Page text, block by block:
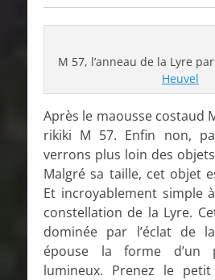
M 57, l’anneau de la Lyre par
Heuvel
Après le maousse costaud
rikiki M 57. Enfin non,
verrons plus loin des
Malgré sa taille, cet objet
Et incroyablement simple
constellation de la Lyre.
dominée par l’éclat de
épouse la forme d’un
lumineux. Prenez le